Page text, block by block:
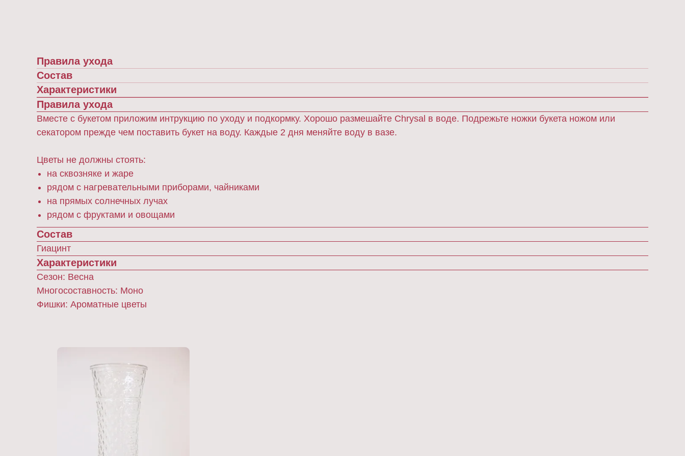
Правила ухода
Состав
Характеристики
Правила ухода
Вместе с букетом приложим интрукцию по уходу и подкормку. Хорошо размешайте Chrysal в воде. Подрежьте ножки букета ножом или
секатором прежде чем поставить букет на воду. Каждые 2 дня меняйте воду в вазе.
Цветы не должны стоять:
на сквозняке и жаре
рядом с нагревательными приборами, чайниками
на прямых солнечных лучах
рядом с фруктами и овощами
Состав
Гиацинт
Характеристики
Сезон: Весна
Многосоставность: Моно
Фишки: Ароматные цветы